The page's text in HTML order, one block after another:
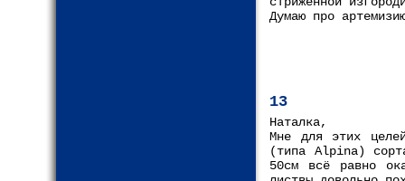
Думаю про
13
Наталка,
Мне для этих
(типа Alpina)
50см всё равно